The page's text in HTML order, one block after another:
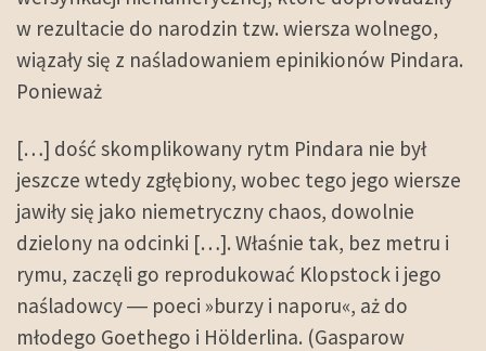
w rezultacie do narodzin tzw. wiersza wolnego,
wiązały się z naśladowaniem epinikionów Pindara.
Ponieważ
[…] dość skomplikowany rytm Pindara nie był
jeszcze wtedy zgłębiony, wobec tego jego wiersze
jawiły się jako niemetryczny chaos, dowolnie
dzielony na odcinki […]. Właśnie tak, bez metru i
rymu, zaczęli go reprodukować Klopstock i jego
naśladowcy ― poeci »burzy i naporu«, aż do
młodego Goethego i Hölderlina. (Gasparow